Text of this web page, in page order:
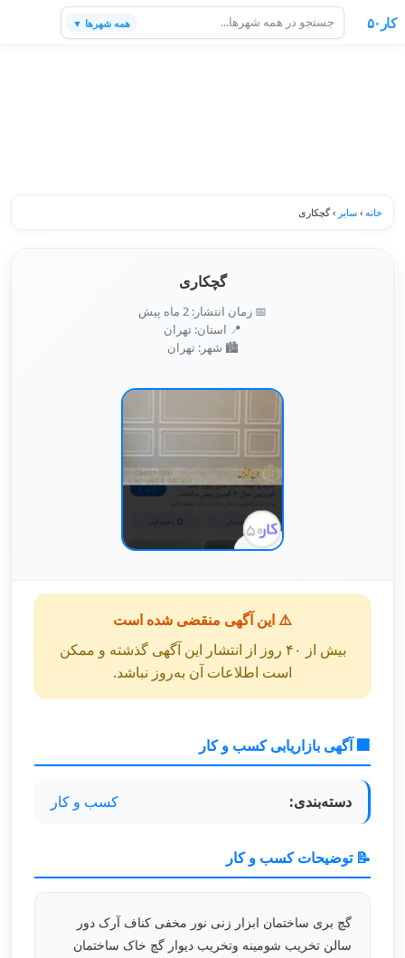
کار۵۰ همه شهرها ▼
خانه › سایر ›گچکاری
گچکاری
📅 زمان انتشار: 2 ماه پیش
📍 استان: تهران
🏙️ شهر: تهران
⚠️ این آگهی منقضی شده است
بیش از ۴۰ روز از انتشار این آگهی گذشته و ممکن
است اطلاعات آن به‌روز نباشد.
🏢 آگهی بازاریابی کسب و کار
دسته‌بندی: کسب و کار
📝 توضیحات کسب و کار
گچ بری ساختمان ابزار زنی نور مخفی کناف آرک دور
سالن تخریب شومینه وتخریب دیوار گچ خاک ساختمان